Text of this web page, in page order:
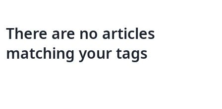
There are no articles
matching your tags